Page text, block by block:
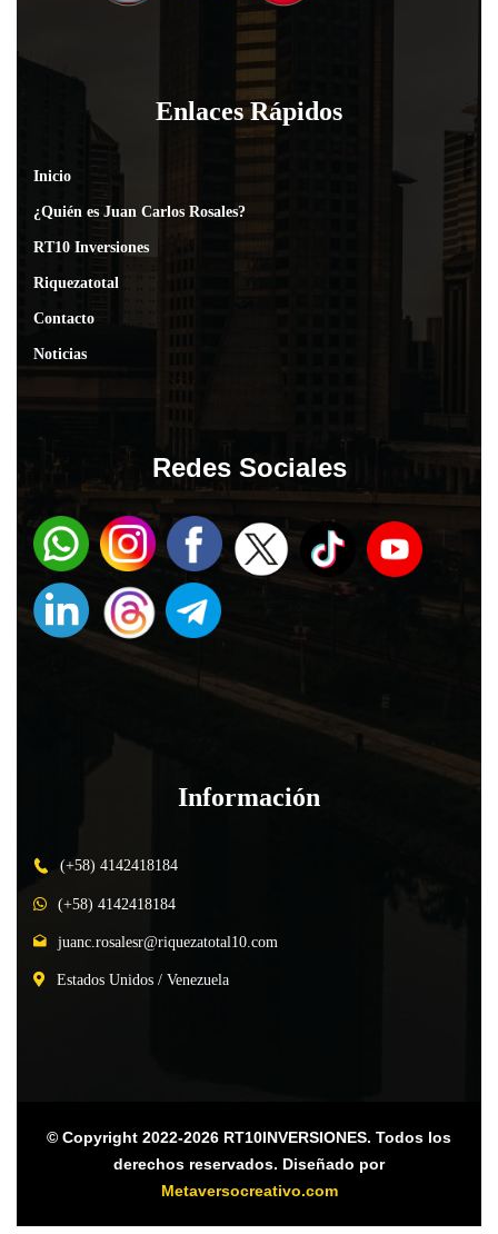
Enlaces Rápidos
Inicio
¿Quién es Juan Carlos Rosales?
RT10 Inversiones
Riquezatotal
Contacto
Noticias
Redes Sociales
Información
(+58) 4142418184
(+58) 4142418184
juanc.rosalesr@riquezatotal10.com
Estados Unidos / Venezuela
© Copyright 2022-2026 RT10INVERSIONES. Todos los
derechos reservados. Diseñado por
Metaversocreativo.com